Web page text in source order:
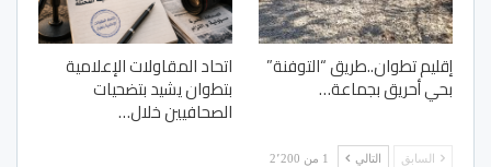
إقليم تطوان..طريق “التوفنة”
بحي أحريق بجماعة…
اتحاد المقاولات الإعلامية
بتطوان يشيد بتضحيات
الصحافيين خلال…
السابق التالي 1 من 2٬200